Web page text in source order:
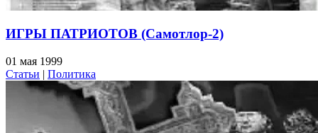
ИГРЫ ПАТРИОТОВ (Самотлор-2)
01 мая 1999
Статьи | Политика